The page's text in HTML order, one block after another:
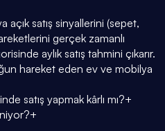
satış sinyallerini (sepet,
gerçek zamanlı
aylık satış tahmini çıkarır.
hareket eden ev ve mobilya
satış yapmak kârlı mı?+
+